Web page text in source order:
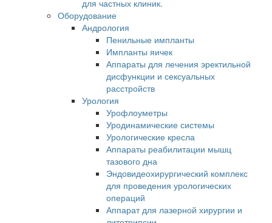
для частных клиник.
Оборудование
Андрология
Пенильные импланты
Импланты яичек
Аппараты для лечения эректильной
дисфункции и сексуальных
расстройств
Урология
Урофлоуметры
Уродинамические системы
Урологические кресла
Аппараты реабилитации мышц
тазового дна
Эндовидеохирургический комплекс
для проведения урологических
операций
Аппарат для лазерной хирургии и